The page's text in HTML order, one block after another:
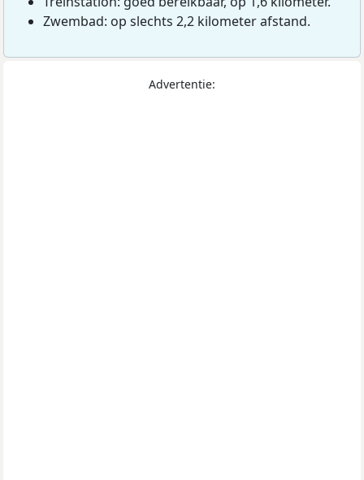
Zwembad: op slechts 2,2 kilometer afstand.
Advertentie: